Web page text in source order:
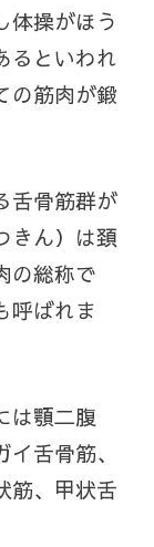
体操がほう
るといわれ
の筋肉が鍛
舌骨筋群が
きん）は頚
の総称で
呼ばれま
は顎二腹
舌骨筋、
筋、甲状舌